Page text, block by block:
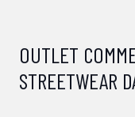
OUTLET
STREETWEAR